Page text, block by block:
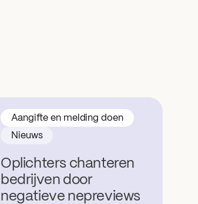
Oplichters chanteren
bedrijven door
negatieve nepreviews
Aangifte en melding doen
Nieuws